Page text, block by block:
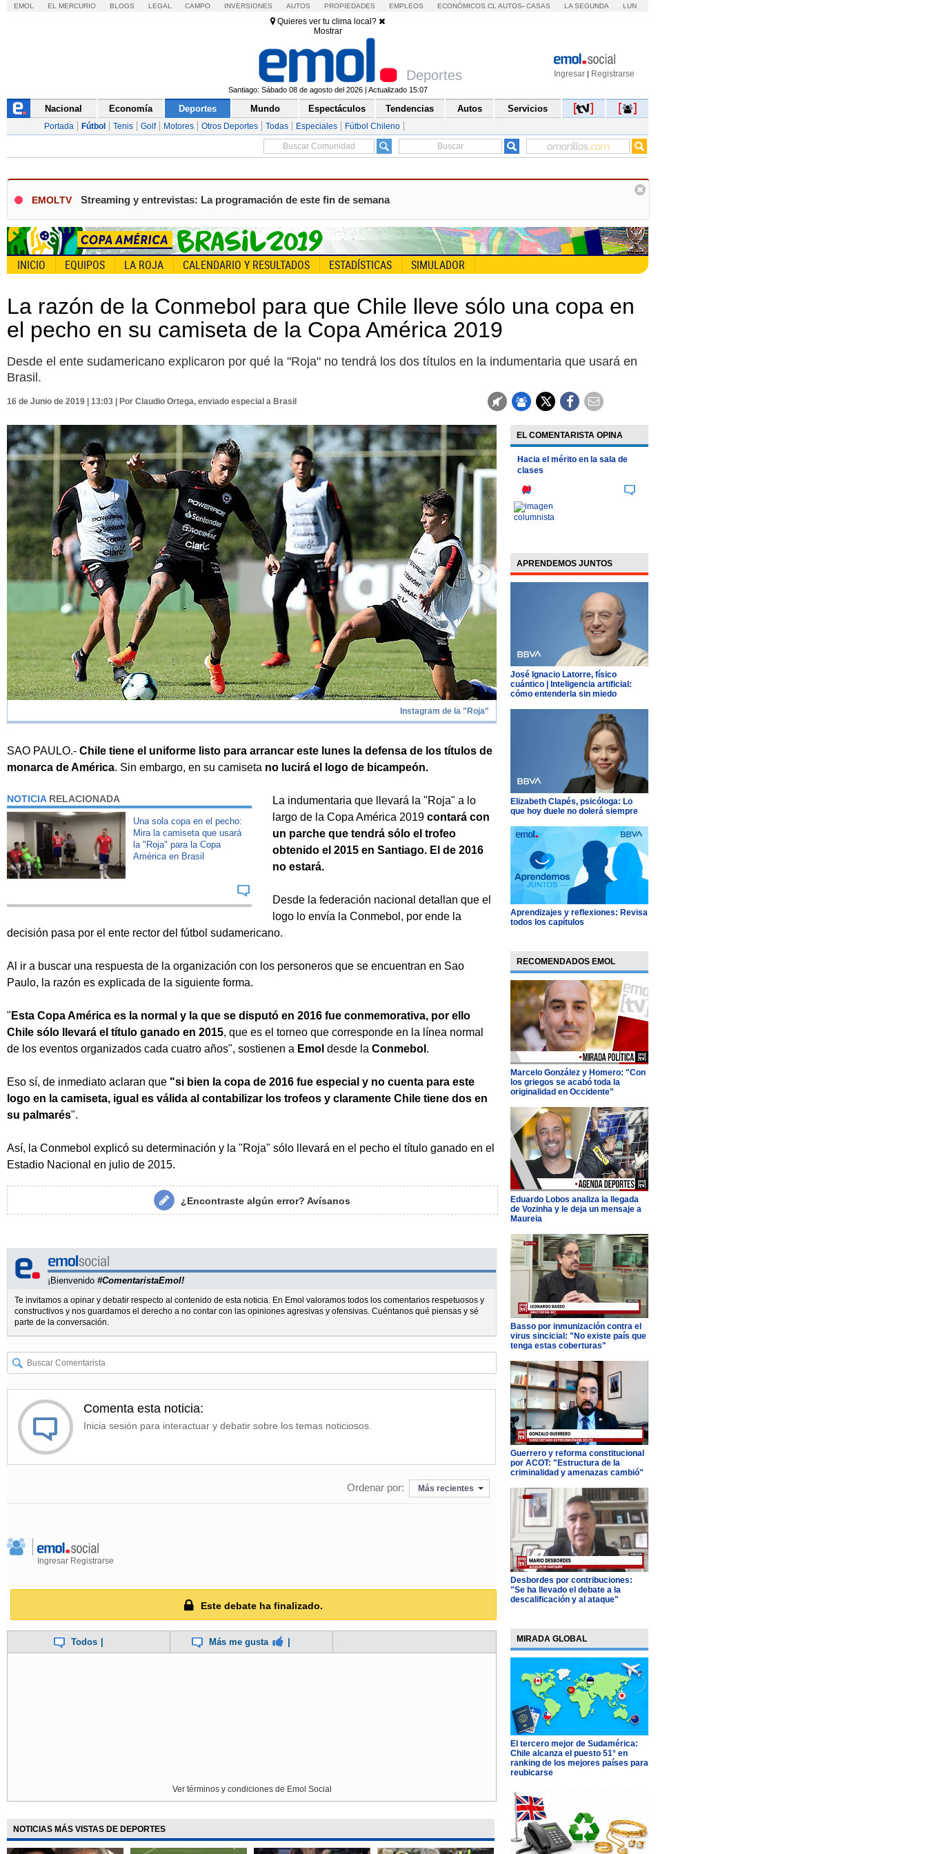
EMOL EL MERCURIO BLOGS LEGAL CAMPO INVERSIONES AUTOS PROPIEDADES EMPLEOS ECONÓMICOS.CL AUTOS- CASAS LA SEGUNDA LUN
Quieres ver tu clima local?
Mostrar
Ingresar | Registrarse
Deportes
Santiago: Sábado 08 de agosto del 2026 | Actualizado 15:07
Nacional Economía Deportes Mundo Espectáculos Tendencias Autos Servicios
Portada Fútbol Tenis Golf Motores Otros Deportes Todas Especiales Fútbol Chileno
EMOLTV Streaming y entrevistas: La programación de este fin de semana
INICIO EQUIPOS LA ROJA CALENDARIO Y RESULTADOS ESTADÍSTICAS SIMULADOR
La razón de la Conmebol para que Chile lleve sólo una copa en
el pecho en su camiseta de la Copa América 2019
Desde el ente sudamericano explicaron por qué la "Roja" no tendrá los dos títulos en la indumentaria que usará en
Brasil.
16 de Junio de 2019 | 13:03 | Por Claudio Ortega, enviado especial a Brasil
Instagram de la "Roja"
SAO PAULO.- Chile tiene el uniforme listo para arrancar este lunes la defensa de los títulos de
monarca de América. Sin embargo, en su camiseta no lucirá el logo de bicampeón.
NOTICIARELACIONADA
Una sola copa en el pecho:
Mira la camiseta que usará
la "Roja" para la Copa
América en Brasil
La indumentaria que llevará la "Roja" a lo
largo de la Copa América 2019 contará con
un parche que tendrá sólo el trofeo
obtenido el 2015 en Santiago. El de 2016
no estará.
Desde la federación nacional detallan que el
logo lo envía la Conmebol, por ende la
decisión pasa por el ente rector del fútbol sudamericano.
Al ir a buscar una respuesta de la organización con los personeros que se encuentran en Sao
Paulo, la razón es explicada de la siguiente forma.
" Esta Copa América es la normal y la que se disputó en 2016 fue conmemorativa, por ello
Chile sólo llevará el título ganado en 2015, que es el torneo que corresponde en la línea normal
de los eventos organizados cada cuatro años", sostienen a Emol desde la Conmebol .
Eso sí, de inmediato aclaran que "si bien la copa de 2016 fue especial y no cuenta para este
logo en la camiseta, igual es válida al contabilizar los trofeos y claramente Chile tiene dos en
su palmarés".
Así, la Conmebol explicó su determinación y la "Roja" sólo llevará en el pecho el título ganado en el
Estadio Nacional en julio de 2015.
¿Encontraste algún error?Avísanos
¡Bienvenido #ComentaristaEmol!
Te invitamos a opinar y debatir respecto al contenido de esta noticia. En Emol valoramos todos los comentarios respetuosos y
constructivos y nos guardamos el derecho a no contar con las opiniones agresivas y ofensivas. Cuéntanos qué piensas y sé
parte de la conversación.
Comenta esta noticia:
Inicia sesión para interactuar y debatir sobre los temas noticiosos.
Ordenar por: Más recientes
Ingresar Registrarse
Este debate ha finalizado.
Todos Más me gusta
Ver términos y condiciones de Emol Social
NOTICIAS MÁS VISTAS DE DEPORTES
EL COMENTARISTA OPINA
Hacia el mérito en la sala de
clases
APRENDEMOS JUNTOS
José Ignacio Latorre, físico
cuántico | Inteligencia artificial:
cómo entenderla sin miedo
Elizabeth Clapés, psicóloga: Lo
que hoy duele no dolerá siempre
Aprendizajes y reflexiones: Revisa
todos los capítulos
RECOMENDADOS EMOL
Marcelo González y Homero: "Con
los griegos se acabó toda la
originalidad en Occidente"
Eduardo Lobos analiza la llegada
de Vozinha y le deja un mensaje a
Maureia
Basso por inmunización contra el
virus sincicial: "No existe país que
tenga estas coberturas"
Guerrero y reforma constitucional
por ACOT: "Estructura de la
criminalidad y amenazas cambió"
Desbordes por contribuciones:
"Se ha llevado el debate a la
descalificación y al ataque"
MIRADA GLOBAL
El tercero mejor de Sudamérica:
Chile alcanza el puesto 51° en
ranking de los mejores países para
reubicarse